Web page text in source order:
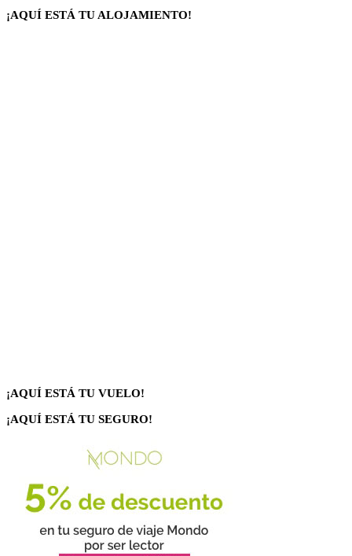
¡AQUÍ ESTÁ TU ALOJAMIENTO!
¡AQUÍ ESTÁ TU VUELO!
¡AQUÍ ESTÁ TU SEGURO!